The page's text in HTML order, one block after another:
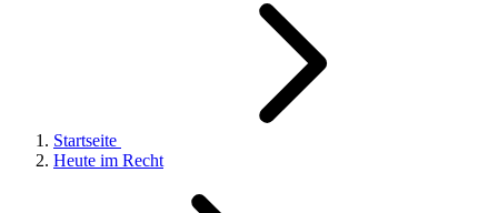
Startseite
Heute im Recht